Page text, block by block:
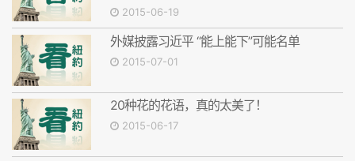
2015-06-19
外媒披露习近平 “能上能下”可能名单
2015-07-01
20种花的花语，真的太美了！
2015-06-17